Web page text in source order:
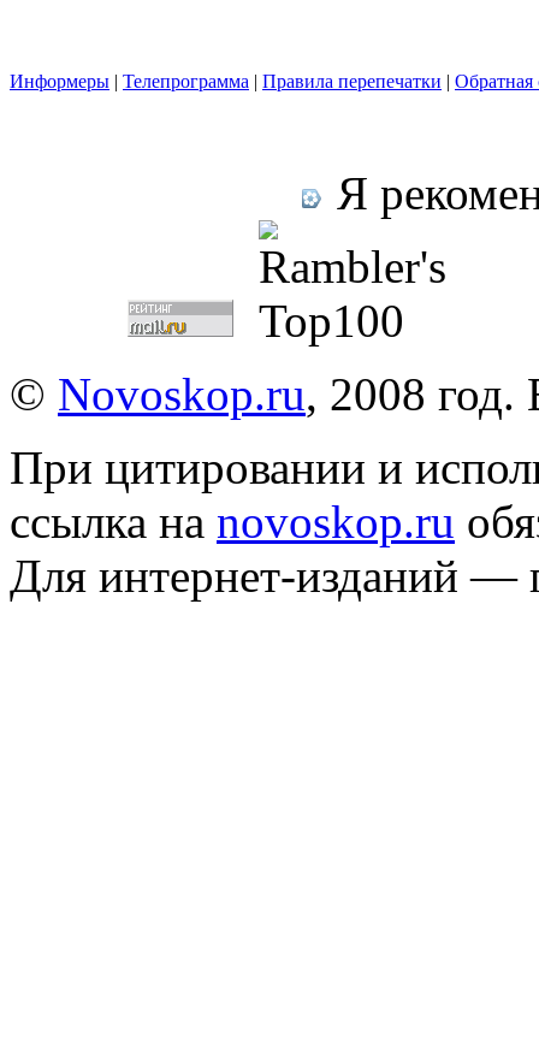
Информеры | Телепрограмма | Правила перепечатки | Обратная
Я
© Novoskop.ru, 2008
При цитировании и
ссылка на novoskop.ru
Для интернет-изданий —